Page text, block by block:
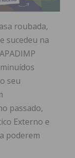
roubada,
sucedeu na
seu
passado,
Externo e
poderem